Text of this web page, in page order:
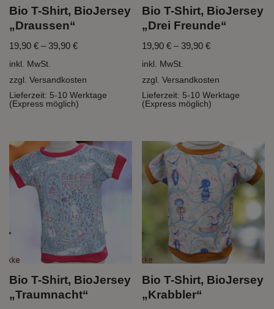
Bio T-Shirt, BioJersey
„Draussen“
19,90 € –39,90 €
inkl. MwSt.
zzgl. Versandkosten
Lieferzeit: 5-10 Werktage
(Express möglich)
Bio T-Shirt, BioJersey
„Drei Freunde“
19,90€ –39,90€
inkl. MwSt.
zzgl.Versandkosten
Lieferzeit: 5-10 Werktage
(Express möglich)
Bio T-Shirt, BioJersey
„Traumnacht“
Bio T-Shirt, BioJersey
„Krabbler“